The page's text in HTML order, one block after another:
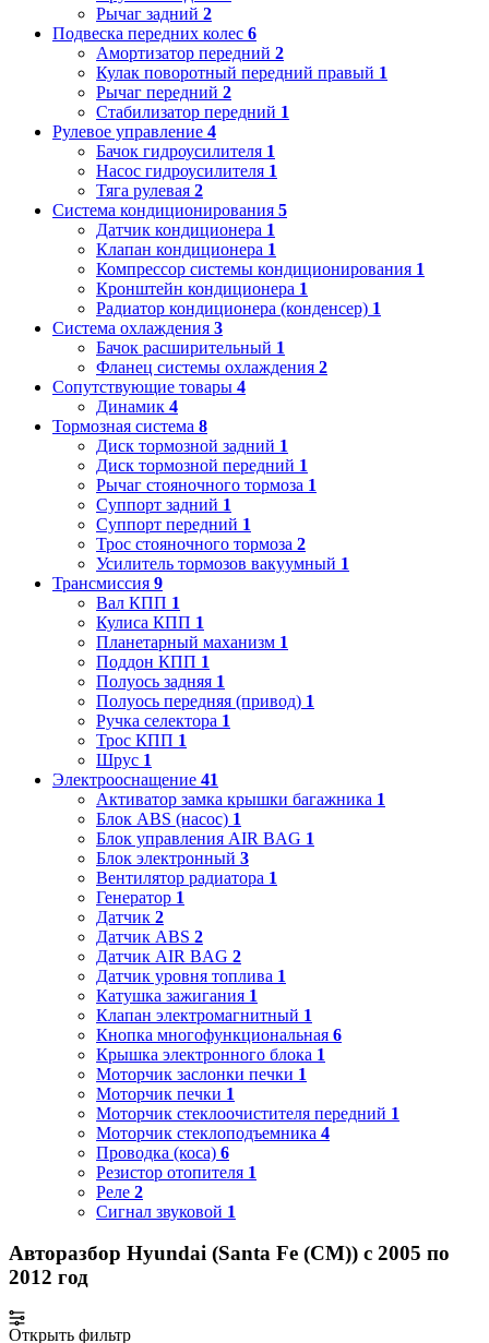
Рычаг задний 2
Подвеска передних колес 6
Амортизатор передний 2
Кулак поворотный передний правый 1
Рычаг передний 2
Стабилизатор передний 1
Рулевое управление 4
Бачок гидроусилителя 1
Насос гидроусилителя 1
Тяга рулевая 2
Система кондиционирования 5
Датчик кондиционера 1
Клапан кондиционера 1
Компрессор системы кондиционирования 1
Кронштейн кондиционера 1
Радиатор кондиционера (конденсер) 1
Система охлаждения 3
Бачок расширительный 1
Фланец системы охлаждения 2
Сопутствующие товары 4
Динамик 4
Тормозная система 8
Диск тормозной задний 1
Диск тормозной передний 1
Рычаг стояночного тормоза 1
Суппорт задний 1
Суппорт передний 1
Трос стояночного тормоза 2
Усилитель тормозов вакуумный 1
Трансмиссия 9
Вал КПП 1
Кулиса КПП 1
Планетарный маханизм 1
Поддон КПП 1
Полуось задняя 1
Полуось передняя (привод) 1
Ручка селектора 1
Трос КПП 1
Шрус 1
Электрооснащение 41
Активатор замка крышки багажника 1
Блок ABS (насос) 1
Блок управления AIR BAG 1
Блок электронный 3
Вентилятор радиатора 1
Генератор 1
Датчик 2
Датчик ABS 2
Датчик AIR BAG 2
Датчик уровня топлива 1
Катушка зажигания 1
Клапан электромагнитный 1
Кнопка многофункциональная 6
Крышка электронного блока 1
Моторчик заслонки печки 1
Моторчик печки 1
Моторчик стеклоочистителя передний 1
Моторчик стеклоподъемника 4
Проводка (коса) 6
Резистор отопителя 1
Реле 2
Сигнал звуковой 1
Авторазбор Hyundai (Santa Fe (CM)) с 2005 по
2012 год
Открыть фильтр